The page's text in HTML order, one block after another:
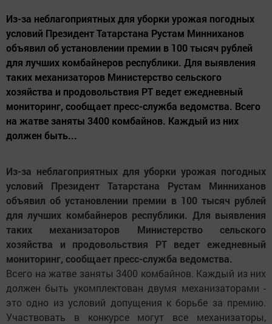
Из-за неблагоприятных для уборки урожая погодных
условий Президент Татарстана Рустам Минниханов
объявил об установлении премии в 100 тысяч рублей
для лучших комбайнеров республики. Для выявления
таких механизаторов Министерство сельского
хозяйства и продовольствия РТ ведет ежедневный
мониторинг, сообщает пресс-служба ведомства. Всего
на жатве заняты 3400 комбайнов. Каждый из них
должен быть...
Из-за неблагоприятных для уборки урожая погодных
условий Президент Татарстана Рустам Минниханов
объявил об установлении премии в 100 тысяч рублей
для лучших комбайнеров республики. Для выявления
таких механизаторов Министерство сельского
хозяйства и продовольствия РТ ведет ежедневный
мониторинг, сообщает пресс-служба ведомства.
Всего на жатве заняты 3400 комбайнов. Каждый из них
должен быть укомплектован двумя механизаторами -
это одно из условий допущения к борьбе за премию.
Участвовать в конкурсе могут все механизаторы,